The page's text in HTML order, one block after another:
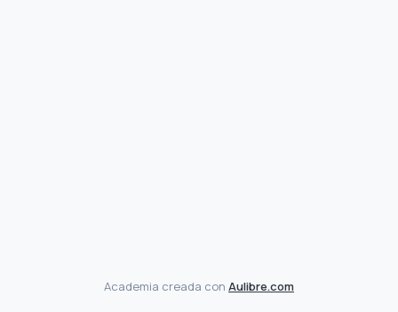
Academia creada con Aulibre.com